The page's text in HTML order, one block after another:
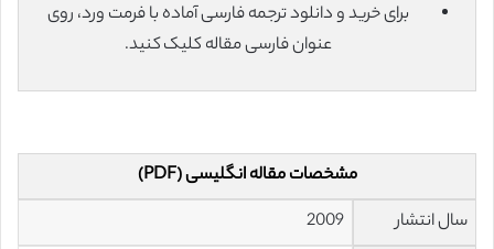
برای خرید و دانلود ترجمه فارسی آماده با فرمت ورد، روی
عنوان فارسی مقاله کلیک کنید.
مشخصات مقاله انگلیسی (PDF)
سال انتشار
2009